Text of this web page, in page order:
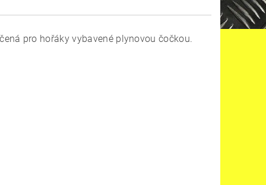
pro hořáky vybavené plynovou čočkou.